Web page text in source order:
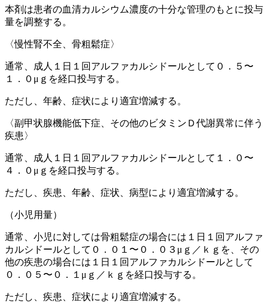
本剤は患者の血清カルシウム濃度の十分な管理のもとに投与
量を調整する。
〈慢性腎不全、骨粗鬆症〉
通常、成人１日１回アルファカルシドールとして０．５〜
１．０μｇを経口投与する。
ただし、年齢、症状により適宜増減する。
〈副甲状腺機能低下症、その他のビタミンＤ代謝異常に伴う
疾患〉
通常、成人１日１回アルファカルシドールとして１．０〜
４．０μｇを経口投与する。
ただし、疾患、年齢、症状、病型により適宜増減する。
（小児用量）
通常、小児に対しては骨粗鬆症の場合には１日１回アルファ
カルシドールとして０．０１〜０．０３μｇ／ｋｇを、その
他の疾患の場合には１日１回アルファカルシドールとして
０．０５〜０．１μｇ／ｋｇを経口投与する。
ただし、疾患、症状により適宜増減する。